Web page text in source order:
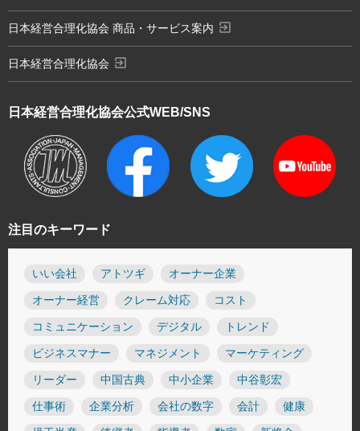
注目のキーワード
いい会社 アトツギ オーナー企業
オーナー経営 クレーム対応 コスト
コミュニケーション デジタル トレンド
ビジネスマナー マネジメント マーケティング
リーダー 中国古典 中小企業 中谷彰宏
仕事術 企業分析 会社の数字 会計 健康
日本経営合理化協会公式WEB/SNS
日本経営合理化協会 商品・サービス案内 exit_to_app
日本経営合理化協会 exit_to_app